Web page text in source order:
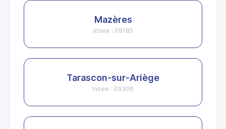
Mazères
Insee : 09185
Tarascon-sur-Ariège
Insee : 09306